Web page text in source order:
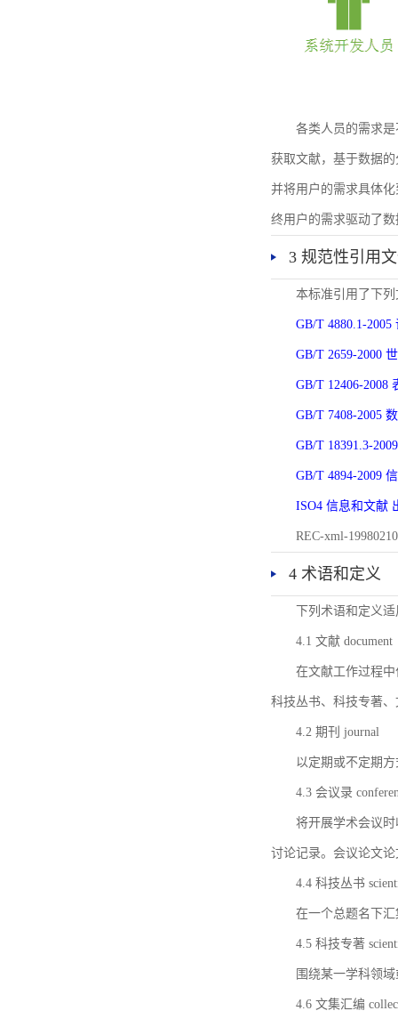
各类人员的需求
获取文献，基于数据
并将用户的需求具体
终用户的需求驱动了
3 规范性引用
本标准引用了下
GB/T 4880.1-
GB/T 2659-2000
GB/T 12406-2008
GB/T 7408-2005
GB/T 18391.3-
GB/T 4894-2009
ISO4 信息和文献
REC-xml-
4 术语和定义
下列术语和定义
4.1 文献 document
在文献工作过程
科技丛书、科技专著
4.2 期刊 journal
以定期或不定期
4.3 会议录
将开展学术会议
讨论记录。会议论文
4.4 科技丛书
在一个总题名下
4.5 科技专著
围绕某一学科领
4.6 文集汇编